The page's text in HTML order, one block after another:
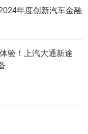
年度创新汽车金融
验！上汽大通新途